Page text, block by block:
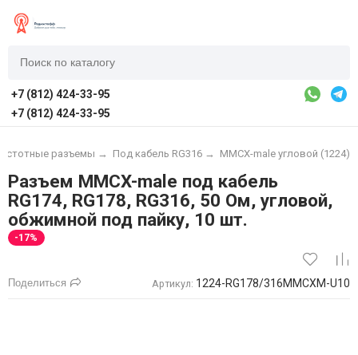
+7 (812) 424-33-95
+7 (812) 424-33-95
разъемы → Под кабель RG316 → MMCX-male угловой (1224)
Разъем MMCX-male под кабель
RG174, RG178, RG316, 50 Ом, угловой,
обжимной под пайку, 10 шт.
-17%
Поделиться Артикул: 1224-RG178/316MMCXM-U10